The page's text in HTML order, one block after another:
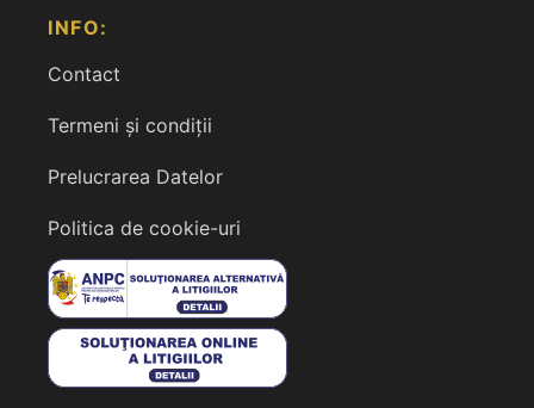
INFO:
Contact
Termeni și condiții
Prelucrarea Datelor
Politica de cookie-uri